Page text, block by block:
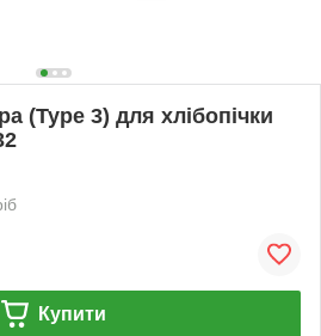
(Type 3) для хлібопічки
Купити